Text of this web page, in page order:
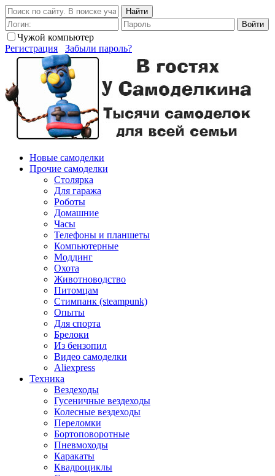
Найти
Войти
Чужой компьютер
Регистрация
Забыли пароль?
Новые самоделки
Прочие самоделки
Столярка
Для гаража
Роботы
Домашние
Часы
Телефоны и планшеты
Компьютерные
Моддинг
Охота
Животноводство
Питомцам
Стимпанк (steampunk)
Опыты
Для спорта
Брелоки
Из бензопил
Видео самоделки
Aliexpress
Техника
Вездеходы
Гусеничные вездеходы
Колесные вездеходы
Переломки
Бортоповоротные
Пневмоходы
Каракаты
Квадроциклы